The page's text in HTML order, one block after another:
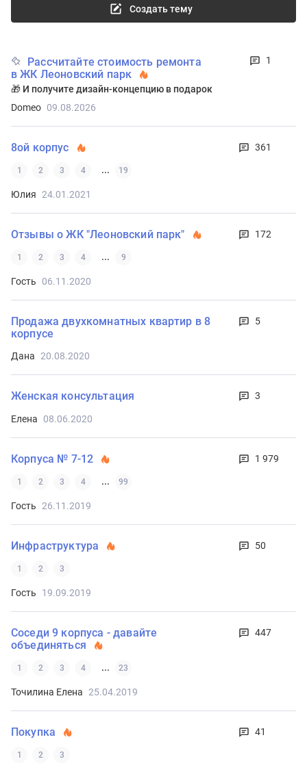
Создать тему
Рассчитайте стоимость ремонта
в ЖК Леоновский парк
🎁 И получите дизайн-концепцию в подарок
1
Domeo 09.08.2026
8ой корпус
1 2 3 4 ... 19
361
Юлия 24.01.2021
Отзывы о ЖК "Леоновский парк"
1 2 3 4 ... 9
172
Гость 06.11.2020
Продажа двухкомнатных квартир в 8
корпусе
5
Дана 20.08.2020
Женская консультация 3
Елена 08.06.2020
Корпуса № 7-12
1 2 3 4 ... 99
1 979
Гость 26.11.2019
Инфраструктура
1 2 3
50
Гость 19.09.2019
Соседи 9 корпуса - давайте
объединяться
1 2 3 4 ... 23
447
Точилина Елена 25.04.2019
Покупка
1 2 3
41